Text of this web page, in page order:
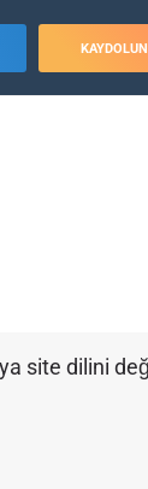
KAYDOLUN